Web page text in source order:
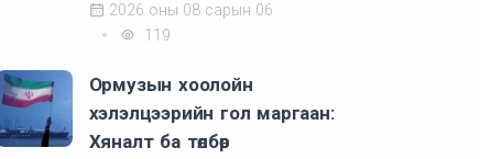
2026 оны 08 сарын 06
119
Ормузын хоолойн
хэлэлцээрийн гол маргаан:
Хяналт ба төлбөр